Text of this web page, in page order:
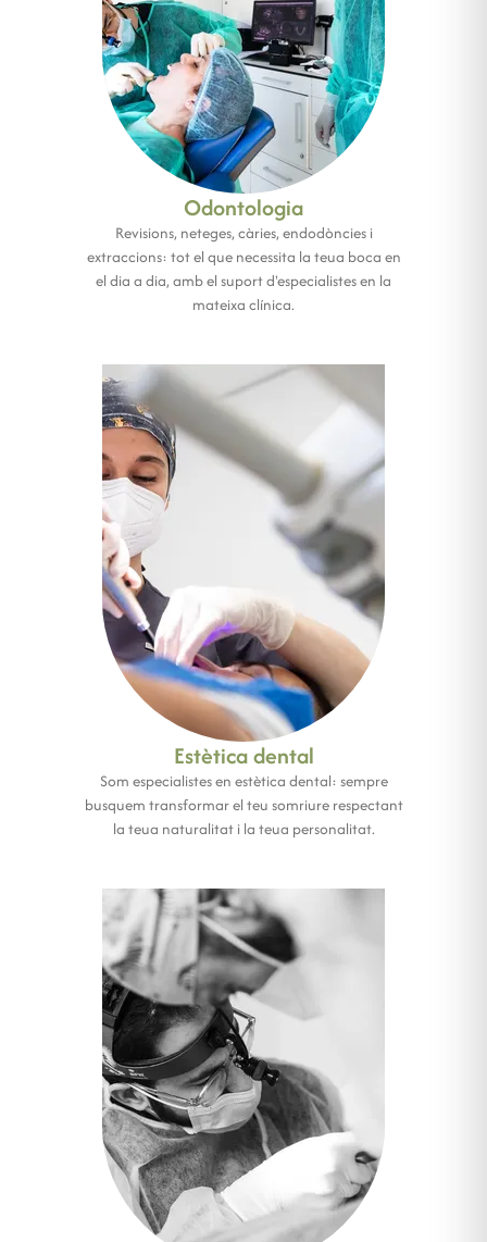
Odontologia
Revisions, neteges, càries, endodòncies i
extraccions: tot el que necessita la teua boca en
el dia a dia, amb el suport d'especialistes en la
mateixa clínica.
Estètica dental
Som especialistes en estètica dental: sempre
busquem transformar el teu somriure respectant
la teua naturalitat i la teua personalitat.